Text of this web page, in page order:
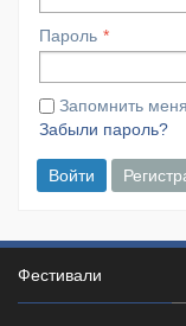
Пароль
Запомнить меня
Забыли пароль?
Войти
Фестивали